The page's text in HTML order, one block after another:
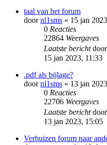
taal van het forum
doornl1sms » 15 jan
0 Reacties
22864 Weergaves
Laatste berichtdoor
15 jan 2023, 11:33
.pdf als bijlage?
doornl1sms » 13 jan
0 Reacties
22706 Weergaves
Laatste berichtdoor
13 jan 2023, 15:05
Verhuizen forum naar